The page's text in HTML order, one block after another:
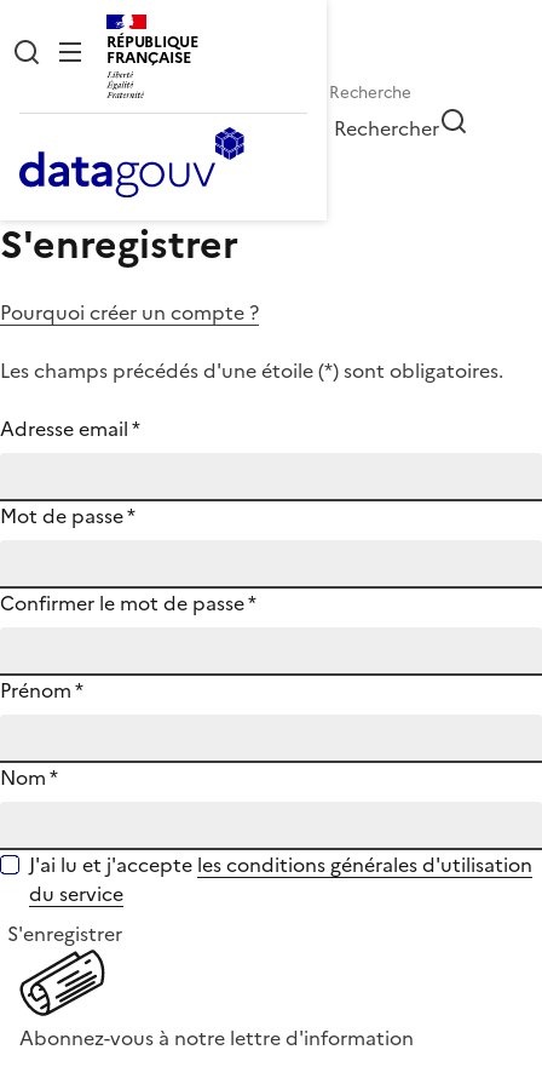
RÉPUBLIQUE
FRANÇAISE
Rechercher
S'enregistrer
Pourquoi créer un compte ?
Les champs précédés d'une étoile (*) sont obligatoires.
Adresse email*
Mot de passe*
Confirmer le mot de passe*
Prénom*
Nom*
J'ai lu et j'accepte les conditions générales d'utilisation
du service
S'enregistrer
Abonnez-vous à notre lettre d'information